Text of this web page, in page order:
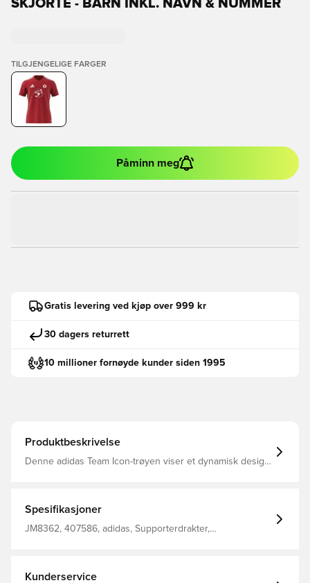
SKJORTE - BARN INKL. NAVN & NUMMER
TILGJENGELIGE FARGER
Påminn meg
Gratis levering ved kjøp over 999 kr
30 dagers returrett
10 millioner fornøyde kunder siden 1995
Produktbeskrivelse
Denne adidas Team Icon-trøyen viser et dynamisk design
100% resirkulert polyester
Spesifikasjoner
JM8362, 407586, adidas, Supporterdrakter,
Kunderservice